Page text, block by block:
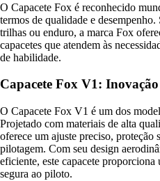
O Capacete Fox é reconhecido
termos de qualidade e
trilhas ou enduro, a marca Fox
capacetes que atendem às
de habilidade.
Capacete Fox V1:
O Capacete Fox V1 é um dos
Projetado com materiais de alta
oferece um ajuste preciso, proteção
pilotagem. Com seu design
eficiente, este capacete
segura ao piloto.